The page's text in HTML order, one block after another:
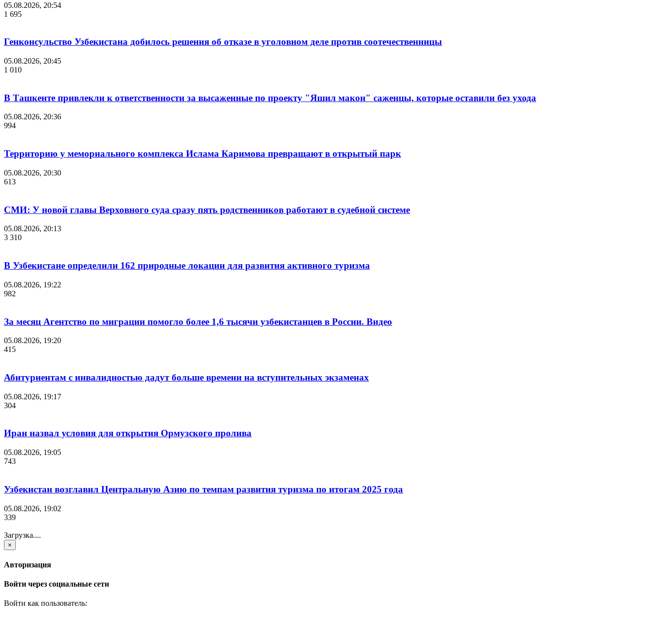
05.08.2026, 20:54
1 695
Генконсульство Узбекистана добилось решения об отказе в уголовном деле против соотечественницы
05.08.2026, 20:45
1 010
В Ташкенте привлекли к ответственности за высаженные по проекту "Яшил макон" саженцы, которые оставили без ухода
05.08.2026, 20:36
994
Территорию у мемориального комплекса Ислама Каримова превращают в открытый парк
05.08.2026, 20:30
613
СМИ: У новой главы Верховного суда сразу пять родственников работают в судебной системе
05.08.2026, 20:13
3 310
В Узбекистане определили 162 природные локации для развития активного туризма
05.08.2026, 19:22
982
За месяц Агентство по миграции помогло более 1,6 тысячи узбекистанцев в России. Видео
05.08.2026, 19:20
415
Абитуриентам с инвалидностью дадут больше времени на вступительных экзаменах
05.08.2026, 19:17
304
Иран назвал условия для открытия Ормузского пролива
05.08.2026, 19:05
743
Узбекистан возглавил Центральную Азию по темпам развития туризма по итогам 2025 года
05.08.2026, 19:02
339
Загрузка....
×
Авторизация
Войти через социальные сети
Войти как пользователь: